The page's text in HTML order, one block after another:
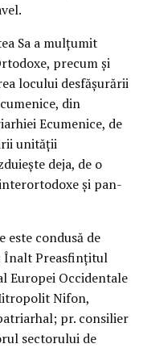
Sa a mulțumit
precum și
locului desfășurării
din
Ecumenice, de
unității
deja, de o
și pan-
este condusă de
Înalt Preasfințitul
Europei Occidentale
Nifon,
pr. consilier
sectorului de